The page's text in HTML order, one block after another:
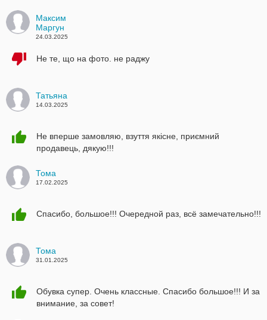
Максим
Маргун
24.03.2025
Не те, що на фото. не раджу
Татьяна
14.03.2025
Не вперше замовляю, взуття якісне, приємний
продавець, дякую!!!
Тома
17.02.2025
Спасибо, большое!!! Очередной раз, всё замечательно!!!
Тома
31.01.2025
Обувка супер. Очень классные. Спасибо большое!!! И за
внимание, за совет!